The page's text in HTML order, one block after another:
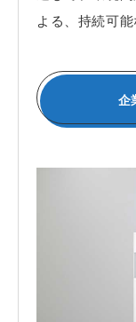
よる、持続可
企